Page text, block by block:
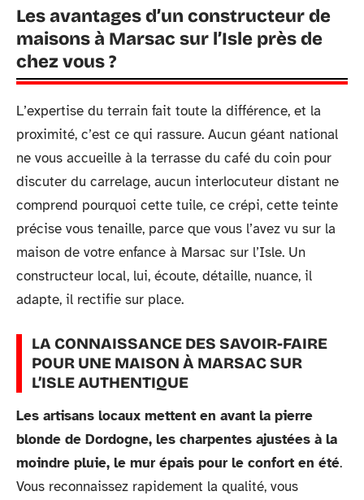
Les avantages d’un constructeur de
maisons à Marsac sur l’Isle près de
chez vous ?
L’expertise du terrain fait toute la différence, et la
proximité, c’est ce qui rassure. Aucun géant national
ne vous accueille à la terrasse du café du coin pour
discuter du carrelage, aucun interlocuteur distant ne
comprend pourquoi cette tuile, ce crépi, cette teinte
précise vous tenaille, parce que vous l’avez vu sur la
maison de votre enfance à Marsac sur l’Isle. Un
constructeur local, lui, écoute, détaille, nuance, il
adapte, il rectifie sur place.
LA CONNAISSANCE DES SAVOIR-FAIRE
POUR UNE MAISON À MARSAC SUR
L’ISLE AUTHENTIQUE
Les artisans locaux mettent en avant la pierre
blonde de Dordogne, les charpentes ajustées à la
moindre pluie, le mur épais pour le confort en été.
Vous reconnaissez rapidement la qualité, vous